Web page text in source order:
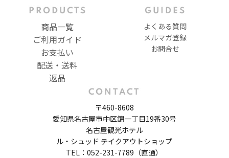
商品一覧
ご利用ガイド
お支払い
配送・送料
返品
よくある質問
メルマガ登録
お問合せ
〒460-8608
愛知県名古屋市中区錦一丁目19番30号
名古屋観光ホテル
ル・シュッド テイクアウトショップ
TEL：052-231-7789（直通）